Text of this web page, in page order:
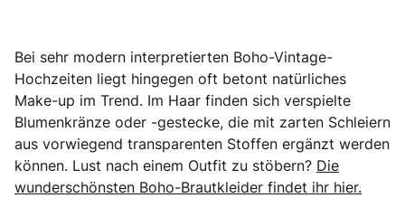
Bei sehr modern interpretierten Boho-Vintage-
Hochzeiten liegt hingegen oft betont natürliches
Make-up im Trend. Im Haar finden sich verspielte
Blumenkränze oder -gestecke, die mit zarten Schleiern
aus vorwiegend transparenten Stoffen ergänzt werden
können. Lust nach einem Outfit zu stöbern? Die
wunderschönsten Boho-Brautkleider findet ihr hier.